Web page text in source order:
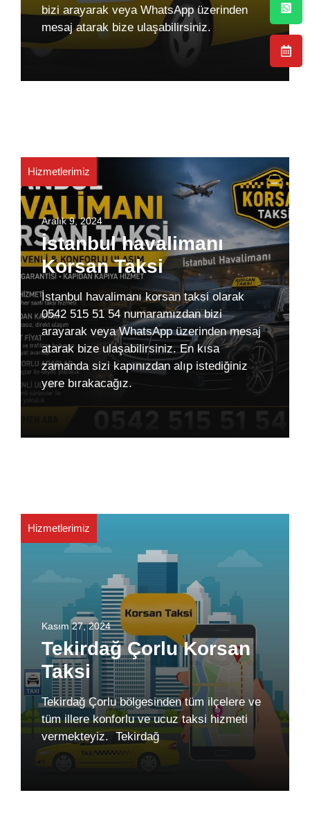
bizi arayarak veya WhatsApp üzerinden
mesaj atarak bize ulaşabilirsiniz.
Hizmetlerimiz
Aralık 9, 2024
İstanbul havalimanı
Korsan Taksi
İstanbul havalimanı korsan taksi olarak
0542 515 51 54 numaramızdan bizi
arayarak veya WhatsApp üzerinden mesaj
atarak bize ulaşabilirsiniz. En kısa
zamanda sizi kapınızdan alıp istediğiniz
yere bırakacağız.
Hizmetlerimiz
Kasım 27, 2024
Tekirdağ Çorlu Korsan
Taksi
Tekirdağ Çorlu bölgesinden tüm ilçelere ve
tüm illere konforlu ve ucuz taksi hizmeti
vermekteyiz. Tekirdağ